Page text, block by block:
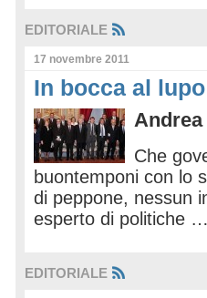
EDITORIALE
17 novembre 2011
In bocca al
Che
buontemponi con lo
di peppone, nessun
esperto di politiche …
EDITORIALE